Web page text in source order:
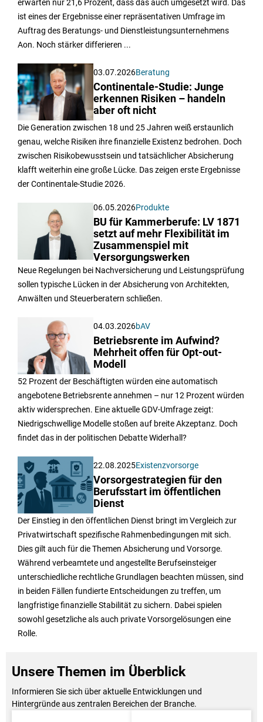
erwarten nur 21,6 Prozent, dass das auch umgesetzt wird. Das
ist eines der Ergebnisse einer repräsentativen Umfrage im
Auftrag des Beratungs- und Dienstleistungsunternehmens
Aon. Noch stärker differieren ...
03.07.2026Beratung
Continentale-Studie: Junge
erkennen Risiken – handeln
aber oft nicht
Die Generation zwischen 18 und 25 Jahren weiß erstaunlich
genau, welche Risiken ihre finanzielle Existenz bedrohen. Doch
zwischen Risikobewusstsein und tatsächlicher Absicherung
klafft weiterhin eine große Lücke. Das zeigen erste Ergebnisse
der Continentale-Studie 2026.
06.05.2026Produkte
BU für Kammerberufe: LV 1871
setzt auf mehr Flexibilität im
Zusammenspiel mit
Versorgungswerken
Neue Regelungen bei Nachversicherung und Leistungsprüfung
sollen typische Lücken in der Absicherung von Architekten,
Anwälten und Steuerberatern schließen.
04.03.2026bAV
Betriebsrente im Aufwind?
Mehrheit offen für Opt-out-
Modell
52 Prozent der Beschäftigten würden eine automatisch
angebotene Betriebsrente annehmen – nur 12 Prozent würden
aktiv widersprechen. Eine aktuelle GDV-Umfrage zeigt:
Niedrigschwellige Modelle stoßen auf breite Akzeptanz. Doch
findet das in der politischen Debatte Widerhall?
22.08.2025Existenzvorsorge
Vorsorgestrategien für den
Berufsstart im öffentlichen
Dienst
Der Einstieg in den öffentlichen Dienst bringt im Vergleich zur
Privatwirtschaft spezifische Rahmenbedingungen mit sich.
Dies gilt auch für die Themen Absicherung und Vorsorge.
Während verbeamtete und angestellte Berufseinsteiger
unterschiedliche rechtliche Grundlagen beachten müssen, sind
in beiden Fällen fundierte Entscheidungen zu treffen, um
langfristige finanzielle Stabilität zu sichern. Dabei spielen
sowohl gesetzliche als auch private Vorsorgelösungen eine
Rolle.
Unsere Themen im Überblick
Informieren Sie sich über aktuelle Entwicklungen und
Hintergründe aus zentralen Bereichen der Branche.